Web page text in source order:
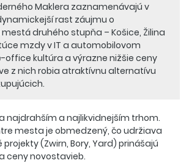
Maklera zaznamenávajú v
rast záujmu o
druhého stupňa – Košice, Žilina
mzdy v IT a automobilovom
office kultúra a výrazne nižšie ceny
z nich robia atraktívnu alternatívu
najdrahším a najlikvidnejším trhom.
mesta je obmedzený, čo udržiava
projekty (Zwirn, Bory, Yard) prinášajú
ceny novostavieb.